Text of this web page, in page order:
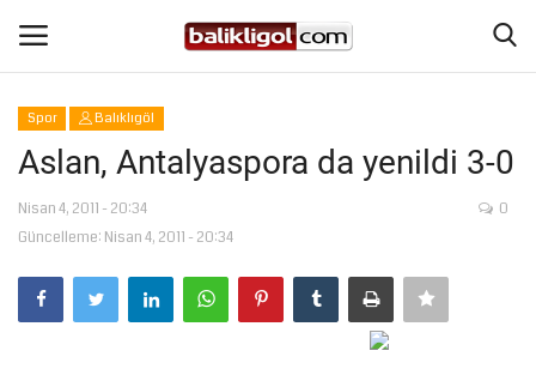
Giriş Yap
Anasayfa
Köşe Yazıları
Spor Balıklıgöl
Aslan, Antalyaspora da yenildi 3-0
Nisan 4, 2011 - 20:34
Güncelleme: Nisan 4, 2011 - 20:34
0